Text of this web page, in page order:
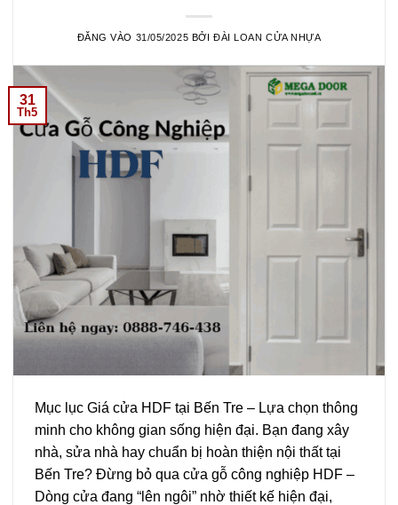
ĐĂNG VÀO 31/05/2025 BỞI ĐÀI LOAN CỬA NHỰA
31
Th5
Mục lục Giá cửa HDF tại Bến Tre – Lựa chọn thông
minh cho không gian sống hiện đại. Bạn đang xây
nhà, sửa nhà hay chuẩn bị hoàn thiện nội thất tại
Bến Tre? Đừng bỏ qua cửa gỗ công nghiệp HDF –
Dòng cửa đang “lên ngôi” nhờ thiết kế hiện đại,